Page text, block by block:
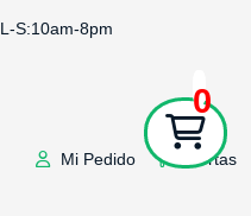
L-S:10am-8pm
Mi Pedido Ofertas
0